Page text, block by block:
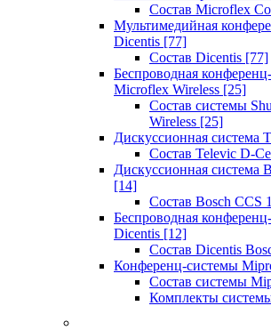
Состав Microflex
Мультимедийная
Dicentis [77]
Состав Dicentis [77]
Беспроводная
Microflex Wireless [25]
Состав системы
Wireless [25]
Дискуссионная система
Состав Televic D-
Дискуссионная система
[14]
Состав Bosch CCS
Беспроводная
Dicentis [12]
Состав Dicentis
Конференц-системы
Состав системы
Комплекты